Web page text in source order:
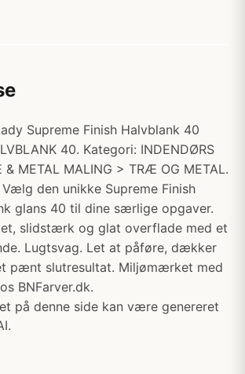
Supreme Finish Halvblank 40
40. Kategori: INDENDØRS
METAL MALING > TRÆ OG METAL.
den unikke Supreme Finish
glans 40 til dine særlige opgaver.
slidstærk og glat overflade med et
Lugtsvag. Let at påføre, dækker
pænt slutresultat. Miljømærket med
BNFarver.dk.
på denne side kan være genereret